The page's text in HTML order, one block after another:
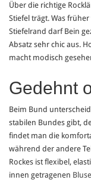
Über die richtige
Stiefel trägt. Was
Stiefelrand darf Bein
Absatz sehr chic aus.
macht modisch
Gedehnt
Beim Bund
stabilen Bundes gibt,
findet man die
während der andere
Rockes ist flexibel,
innen getragenen Bluse